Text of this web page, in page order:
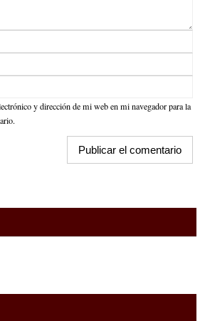
y dirección de mi web en mi navegador para la